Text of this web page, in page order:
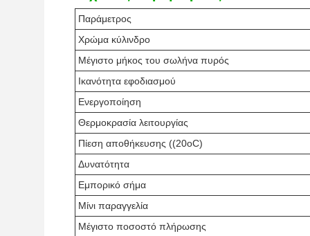
Παράμετρος
Χρώμα κύλινδρο
Μέγιστο μήκος του σωλήνα πυρός
Ικανότητα εφοδιασμού
Ενεργοποίηση
Θερμοκρασία λειτουργίας
Πίεση αποθήκευσης ((20oC)
Δυνατότητα
Εμπορικό σήμα
Μίνι παραγγελία
Μέγιστο ποσοστό πλήρωσης